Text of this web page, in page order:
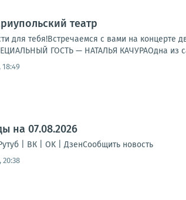
театр
для тебя!Встречаемся с вами на
ГОСТЬ — НАТАЛЬЯ КАЧУРАОдна из
на 07.08.2026
| ВК | OK | ДзенСообщить новость
20:38